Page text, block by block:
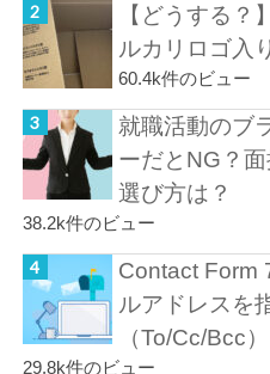
【どうする？
ルカリロゴ入
60.4k件のビュー
就職活動のブ
ーだとNG？
選び方は？
38.2k件のビュー
Contact Form
ルアドレスを
（To/Cc/Bcc）
29.8k件のビュー